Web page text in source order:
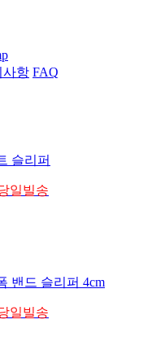
사항 FAQ
슬리퍼
일빌송
밴드 슬리퍼 4cm
일빌송